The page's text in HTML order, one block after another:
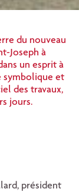
du nouveau
Joseph à
un esprit à
symbolique et
des travaux,
jours.
président